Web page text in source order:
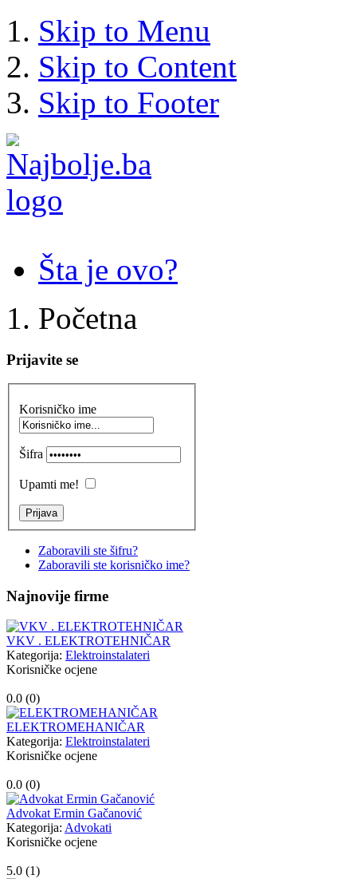
Skip to Menu
Skip to Content
Skip to Footer
Šta je ovo?
Početna
Prijavite se
Korisničko ime
Šifra
Upamti me!
Zaboravili ste šifru?
Zaboravili ste korisničko ime?
Najnovije firme
VKV . ELEKTROTEHNIČAR
Kategorija: Elektroinstalateri
Korisničke ocjene
0.0 (0)
ELEKTROMEHANIČAR
Kategorija: Elektroinstalateri
Korisničke ocjene
0.0 (0)
Advokat Ermin Gačanović
Kategorija: Advokati
Korisničke ocjene
5.0 (1)